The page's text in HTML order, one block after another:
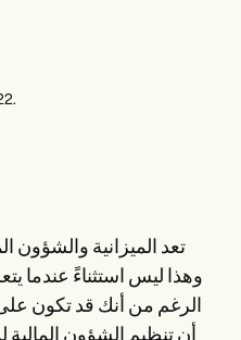
.
تعد الميزانية
وهذا ليس استثناءً عندما
الرغم من أنك قد تكون على